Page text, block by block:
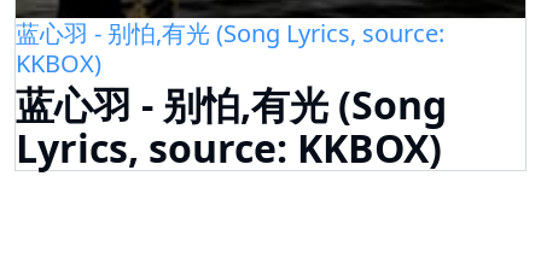
蓝心羽 - 别怕,有光 (Song Lyrics, source:
KKBOX)
蓝心羽 - 别怕,有光 (Song
Lyrics, source: KKBOX)